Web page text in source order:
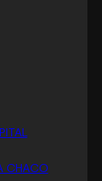
CHACO